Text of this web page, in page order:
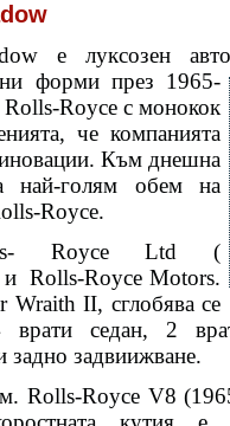
е луксозен
форми през 1965-
Royce с монокок
че компанията
иновации. Към днешна
най-голям обем на
Royce.
Royce Ltd (
и Rolls-Royce Motors.
II, сглобява се
седан, 2
задвиижване.
Rolls-Royce V8